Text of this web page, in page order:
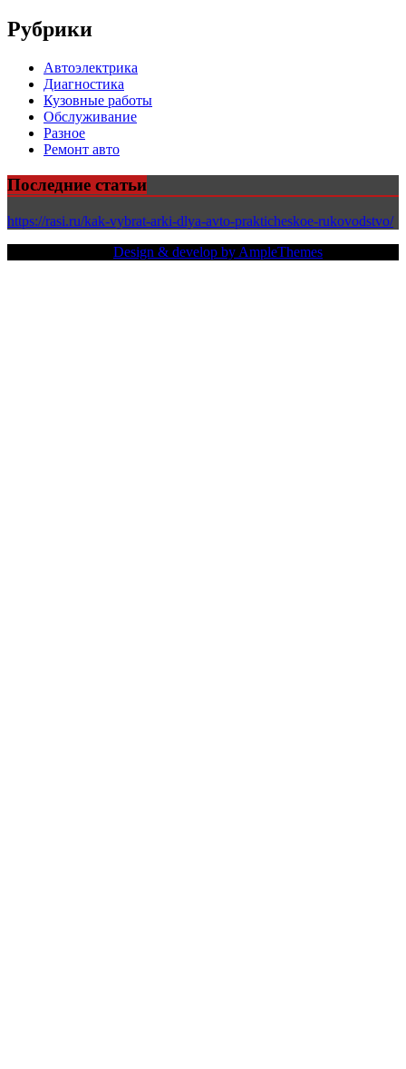
Рубрики
Автоэлектрика
Диагностика
Кузовные работы
Обслуживание
Разное
Ремонт авто
Последние статьи
https://rasi.ru/kak-vybrat-arki-dlya-avto-prakticheskoe-rukovodstvo/
Design & develop by AmpleThemes